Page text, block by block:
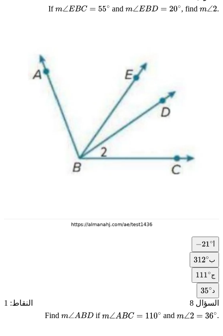
Ifm∠EBC =55∘ andm∠EBD=20∘ , findm∠2
−21∘
ب
312 ∘
ج
111 ∘
35 ∘
السؤال 8
النقاط: 1
Findm∠ABD ifm∠ABC =110∘ andm∠2 =36∘